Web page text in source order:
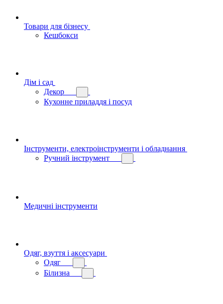
Товари для бізнесу
Кешбокси
Дім і сад
Декор
Кухонне приладдя і посуд
Інструменти, електроінструменти і обладнання
Ручний інструмент
Медичні інструменти
Одяг, взуття і аксесуари
Одяг
Білизна